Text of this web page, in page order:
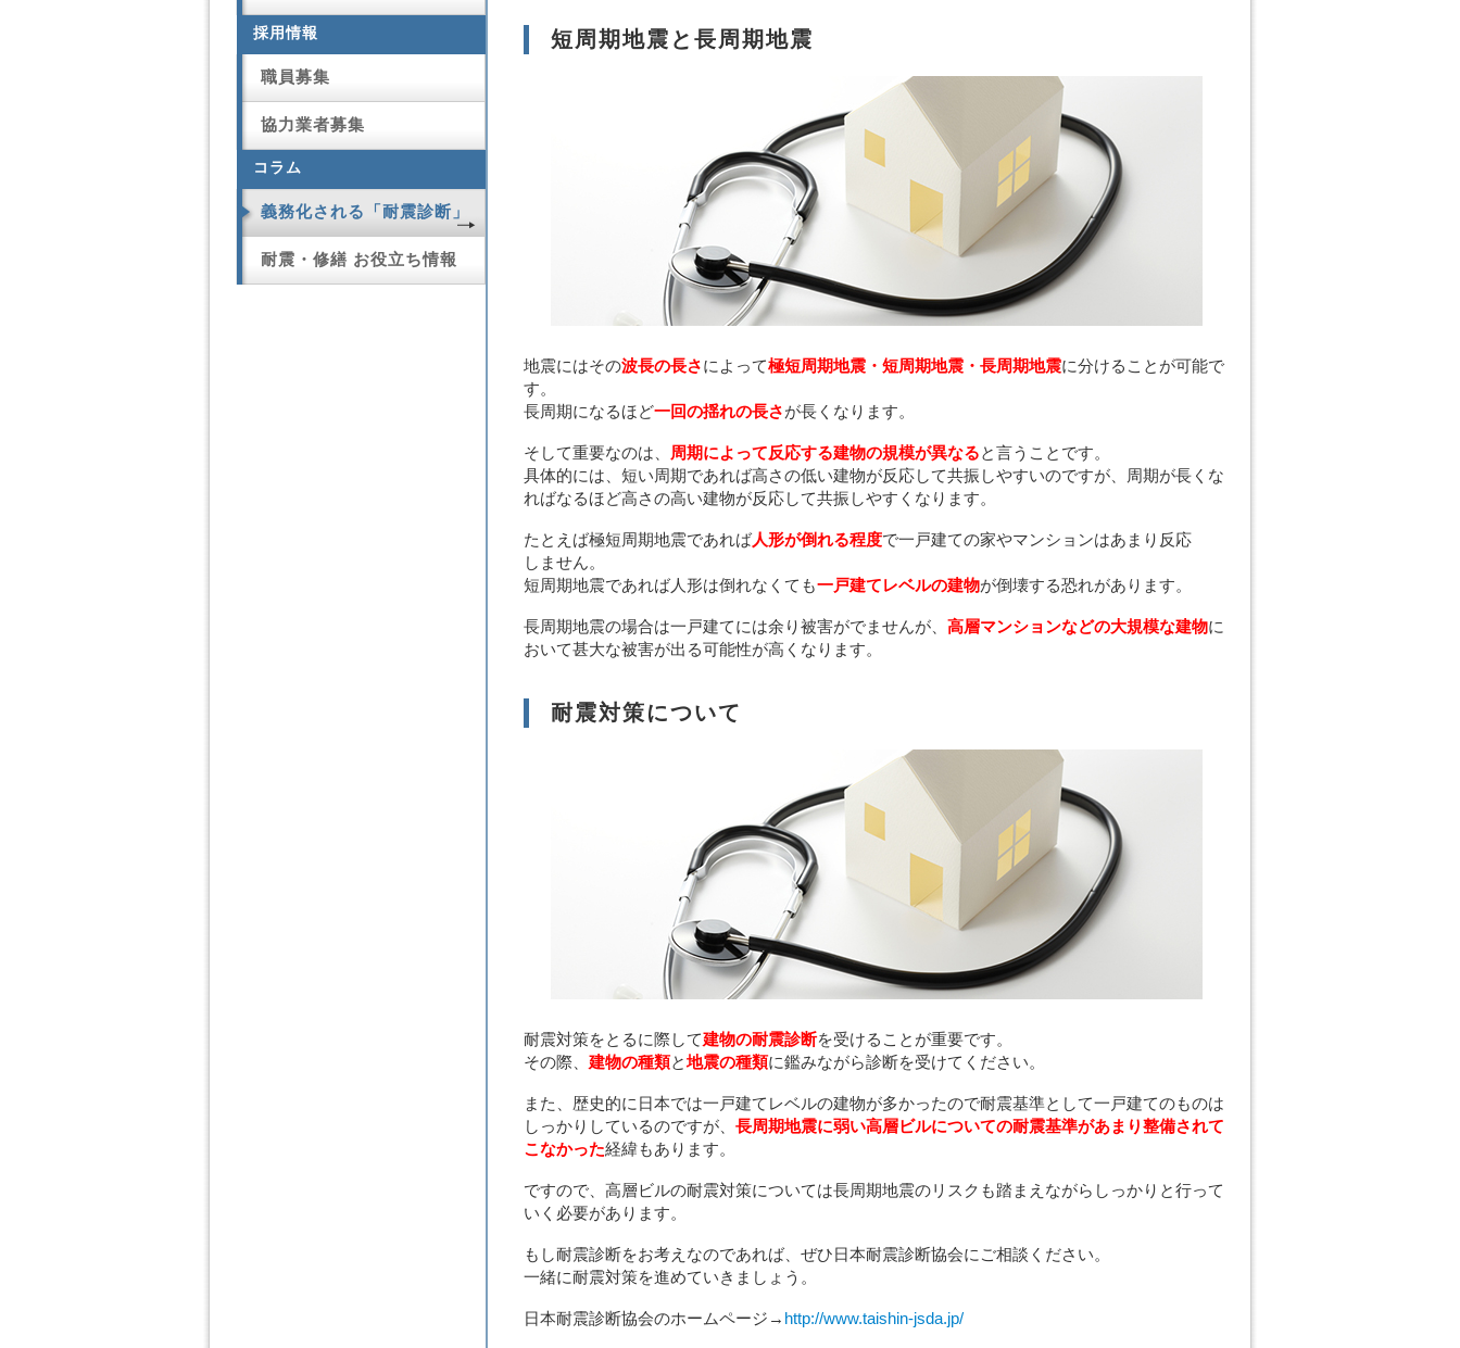
短周期地震と長周期地震
地震にはその波長の長さによって極短周期地震・短周期地震・長周期地震に分けることが可能で
す。
長周期になるほど一回の揺れの長さが長くなります。
そして重要なのは、 周期によって反応する建物の規模が異なると言うことです。
具体的には、短い周期であれば高さの低い建物が反応して共振しやすいのですが、周期が長くな
ればなるほど高さの高い建物が反応して共振しやすくなります。
たとえば極短周期地震であれば人形が倒れる程度で一戸建ての家やマンションはあまり反応
しません。
短周期地震であれば人形は倒れなくても一戸建てレベルの建物が倒壊する恐れがあります。
長周期地震の場合は一戸建てには余り被害がでませんが、 高層マンションなどの大規模な建物に
おいて甚大な被害が出る可能性が高くなります。
耐震対策について
耐震対策をとるに際して建物の耐震診断を受けることが重要です。
その際、 建物の種類と地震の種類に鑑みながら診断を受けてください。
また、歴史的に日本では一戸建てレベルの建物が多かったので耐震基準として一戸建てのものは
しっかりしているのですが、 長周期地震に弱い高層ビルについての耐震基準があまり整備されて
こなかった経緯もあります。
ですので、高層ビルの耐震対策については長周期地震のリスクも踏まえながらしっかりと行って
いく必要があります。
もし耐震診断をお考えなのであれば、ぜひ日本耐震診断協会にご相談ください。
一緒に耐震対策を進めていきましょう。
日本耐震診断協会のホームページ→ http://www.taishin-jsda.jp/
採用情報
職員募集
協力業者募集
コラム
義務化される「耐震診断」
耐震・修繕 お役立ち情報